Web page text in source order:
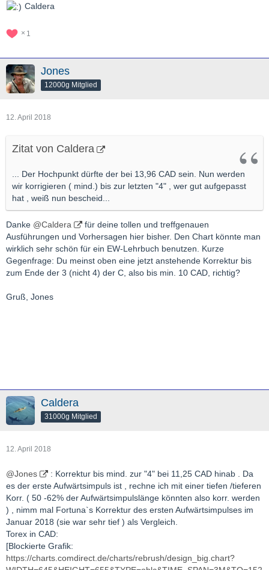
Caldera
1
Jones
12000g Mitglied
12. April 2018
Zitat von Caldera
... Der Hochpunkt dürfte der bei 13,96 CAD sein. Nun werden
wir korrigieren ( mind.) bis zur letzten "4" , wer gut aufgepasst
hat , weiß nun bescheid...
Danke @Caldera
für deine tollen und treffgenauen
Ausführungen und Vorhersagen hier bisher. Den Chart könnte man
wirklich sehr schön für ein EW-Lehrbuch benutzen. Kurze
Gegenfrage: Du meinst oben eine jetzt anstehende Korrektur bis
zum Ende der 3 (nicht 4) der C, also bis min. 10 CAD, richtig?
Gruß, Jones
Caldera
31000g Mitglied
12. April 2018
@Jones
: Korrektur bis mind. zur "4" bei 11,25 CAD hinab . Da
es der erste Aufwärtsimpuls ist , rechne ich mit einer tiefen /tieferen
Korr. ( 50 -62% der Aufwärtsimpulslänge könnten also korr. werden
) , nimm mal Fortuna`s Korrektur des ersten Aufwärtsimpulses im
Januar 2018 (sie war sehr tief ) als Vergleich.
Torex in CAD:
[Blockierte Grafik:
https://charts.comdirect.de/charts/rebrush/design_big.chart?